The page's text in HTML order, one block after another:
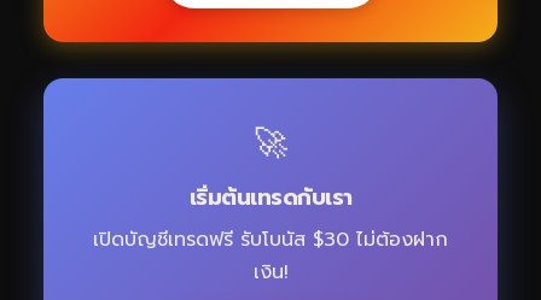
🚀
เริ่มต้นเทรดกับเรา
เปิดบัญชีเทรดฟรี รับโบนัส $30 ไม่ต้องฝาก
เงิน!